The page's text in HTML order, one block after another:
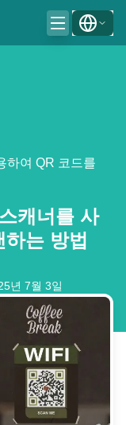
하여 QR 코드를
캐너를 사
는 방법
년 7월 3일